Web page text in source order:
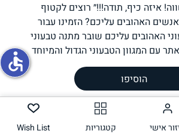
גבינות טבעוניות
איזה כיף, תודה!!!״ רוצים לקטוף
האהובים עליכם? הזמינו עבור
האהובים עליכם שובר מתנה טבעוני
עם המגוון הטבעוני הגדול והמיוחד
ביותר בארץ. מעל 500 מוצרים טבעונים ייחודים שטבעונים
עם משלוח עד הבית או באיסוף
בת״א. איך זה עובד? שלמו על השובר
(לא במשלוח). אנחנו ניצור עמכם קשר
וניקח את פרטי מקבל המתנה וברכה
הוסיפו
אישי קטגוריות Wish List
accessible